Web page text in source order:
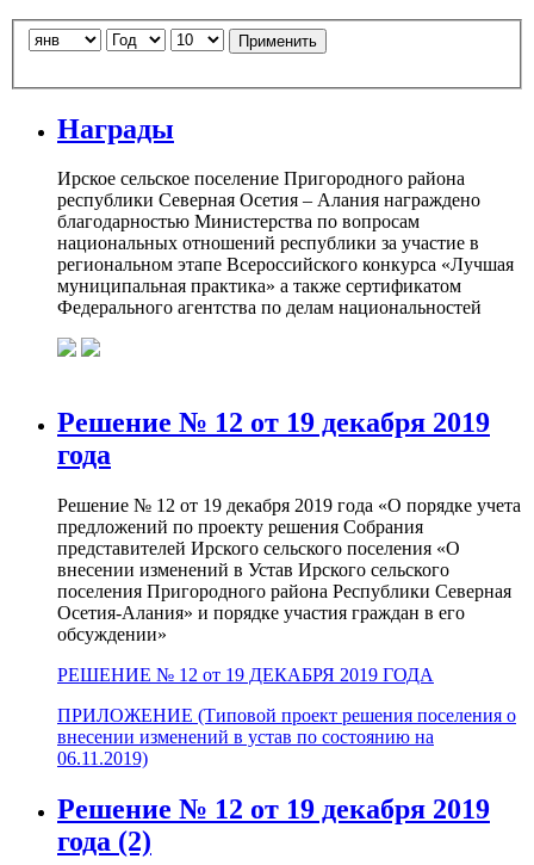
Применить
Награды
Ирское сельское поселение Пригородного района
республики Северная Осетия – Алания награждено
благодарностью Министерства по вопросам
национальных отношений республики за участие в
региональном этапе Всероссийского конкурса «Лучшая
муниципальная практика» а также сертификатом
Федерального агентства по делам национальностей
Решение № 12 от 19 декабря 2019
года
Решение № 12 от 19 декабря 2019 года «О порядке учета
предложений по проекту решения Собрания
представителей Ирского сельского поселения «О
внесении изменений в Устав Ирского сельского
поселения Пригородного района Республики Северная
Осетия-Алания» и порядке участия граждан в его
обсуждении»
РЕШЕНИЕ № 12 от 19 ДЕКАБРЯ 2019 ГОДА
ПРИЛОЖЕНИЕ (Типовой проект решения поселения о
внесении изменений в устав по состоянию на
06.11.2019)
Решение № 12 от 19 декабря 2019
года (2)